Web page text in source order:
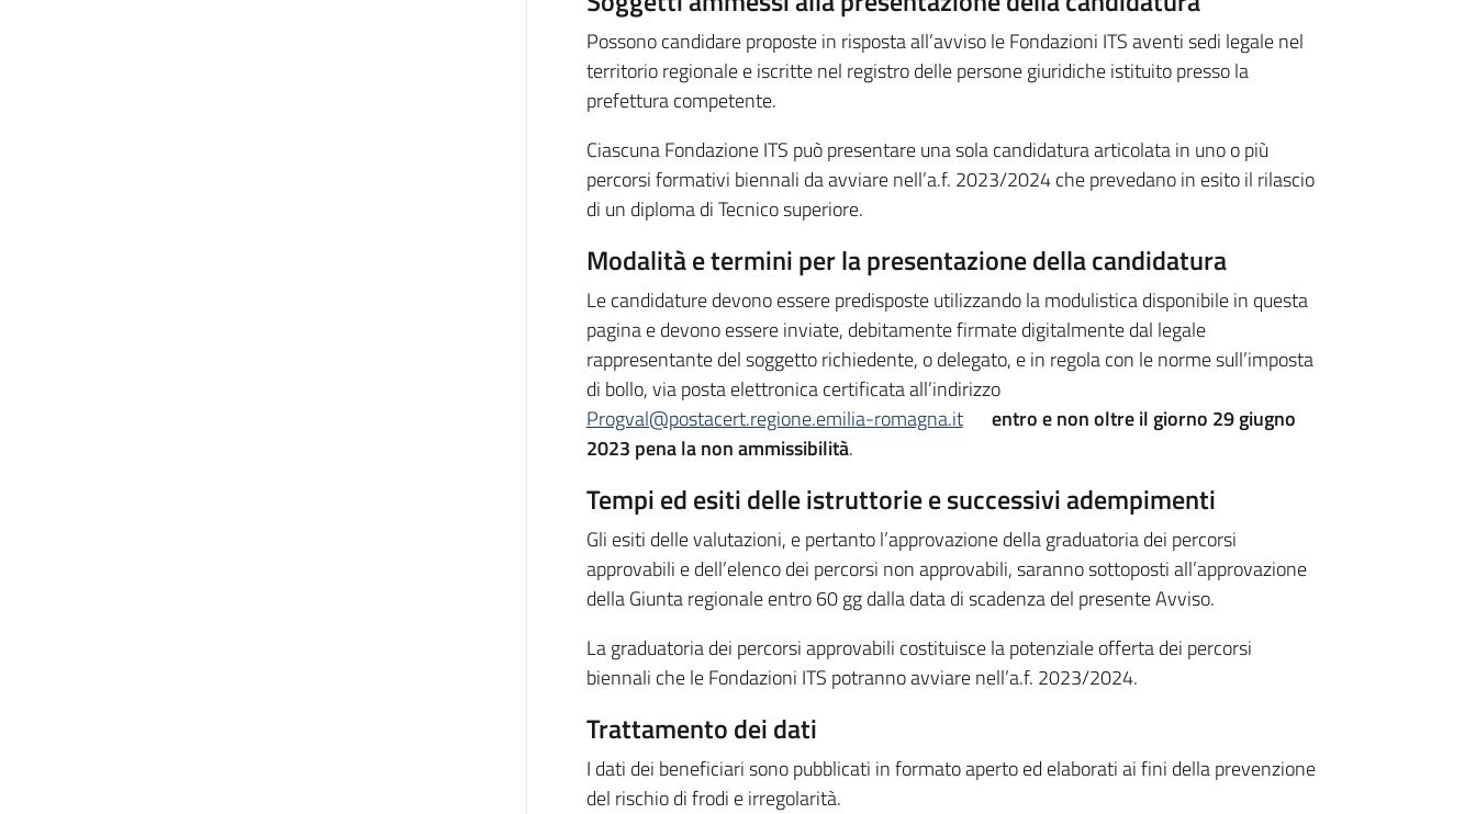
Possono candidare proposte in risposta all’avviso le Fondazioni ITS aventi sedi legale nel
territorio regionale e iscritte nel registro delle persone giuridiche istituito presso la
prefettura competente.
Ciascuna Fondazione ITS può presentare una sola candidatura articolata in uno o più
percorsi formativi biennali da avviare nell’a.f. 2023/2024 che prevedano in esito il rilascio
di un diploma di Tecnico superiore.
Modalità e termini per la presentazionedella candidatura
Le candidature devono essere predisposte utilizzando la modulistica disponibile in questa
pagina e devono essere inviate, debitamente firmate digitalmente dal legale
rappresentante del soggetto richiedente, o delegato, e in regola con le norme sull’imposta
di bollo, via posta elettronica certificata all’indirizzo
Progval@postacert.regione.emilia-romagna.it
entro e non oltre il giorno 29 giugno
2023 pena la non ammissibilità.
Tempi ed esiti delle istruttorie e successivi adempimenti
Gli esiti delle valutazioni, e pertanto l’approvazione della graduatoria dei percorsi
approvabili e dell’elenco dei percorsi non approvabili, saranno sottoposti all’approvazione
della Giunta regionale entro 60 gg dalla data di scadenza del presente Avviso.
La graduatoria dei percorsi approvabili costituisce la potenziale offerta dei percorsi
biennali che le Fondazioni ITS potranno avviare nell’a.f. 2023/2024.
Trattamento dei dati
I dati dei beneficiari sono pubblicati in formato aperto ed elaborati ai fini della prevenzione
del rischio di frodi e irregolarità.